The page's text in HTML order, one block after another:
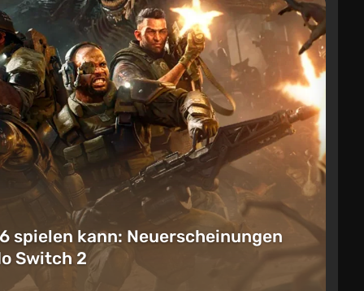
spielen kann: Neuerscheinungen
Switch 2